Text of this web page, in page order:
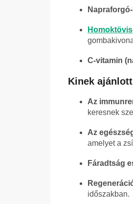
Homoktövis
C-vitamin
Kinek
Az
keresnek
Az
amelyet a
Fáradtság
időszakban.